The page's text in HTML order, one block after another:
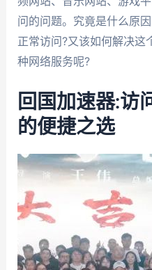
问的问题。究竟是什么原
正常访问?又该如何解决这
种网络服务呢?
回国加速器:访
的便捷之选